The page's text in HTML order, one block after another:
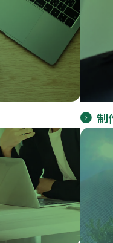
制